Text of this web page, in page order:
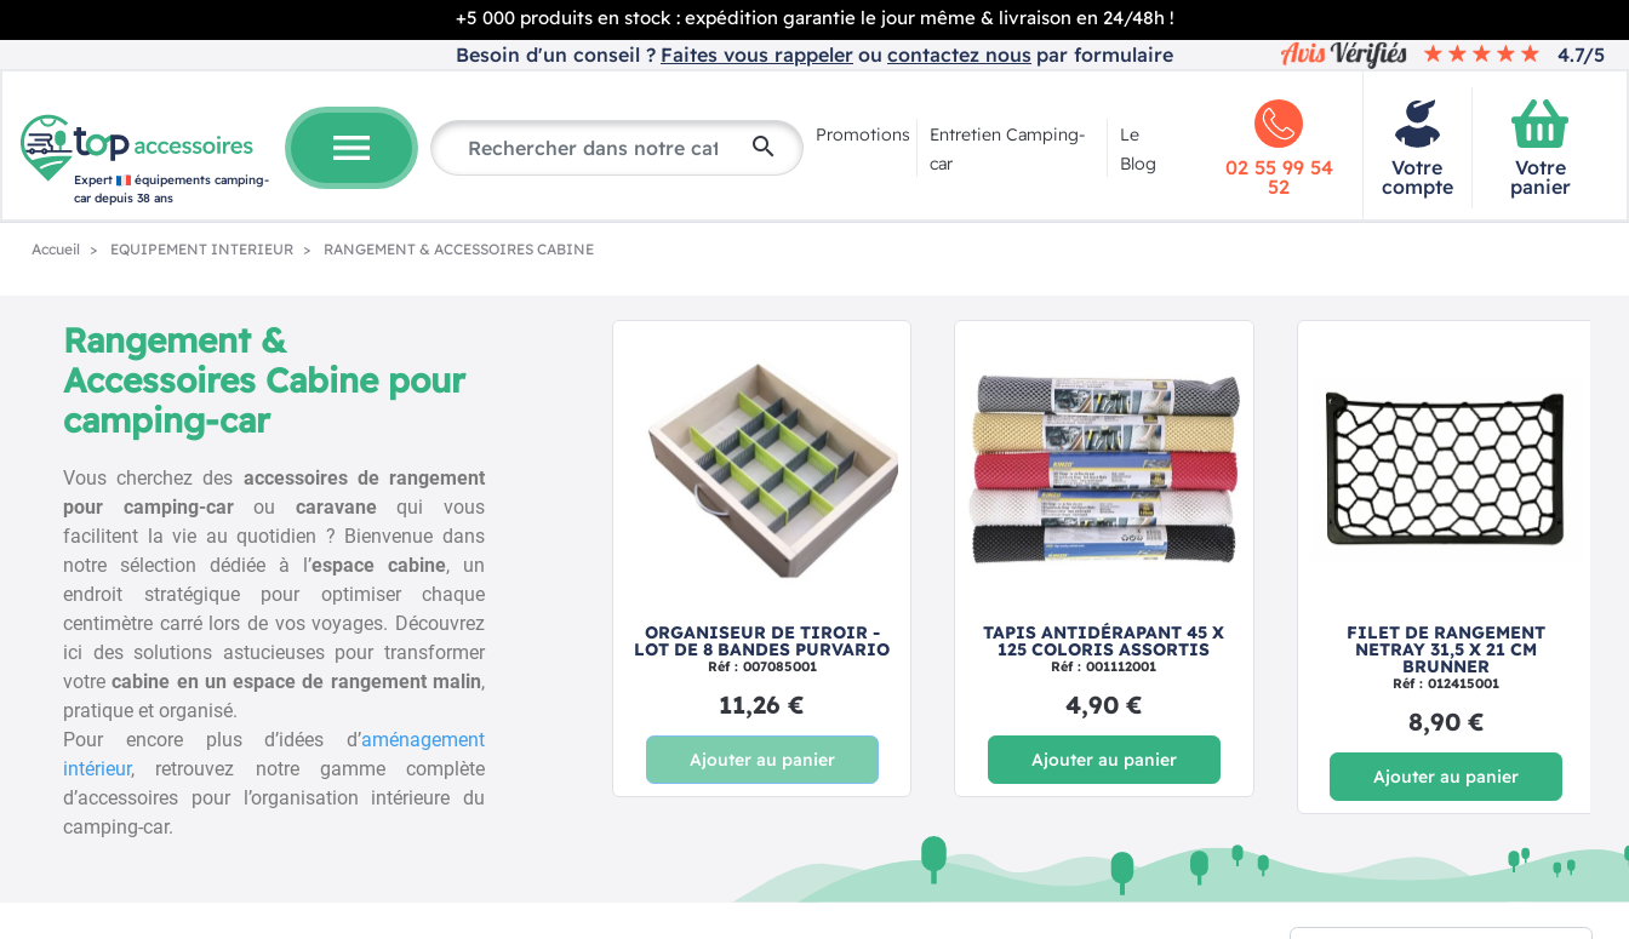
+5 000 produits en stock : expédition garantie le jour même & livraison en 24/48h !
Besoin d'un conseil ? Faites vous rappeler ou contactez nous par formulaire 4.7/5
Expert
équipements camping-
car depuis 38 ans
menu search Promotions
Entretien Camping-
car
Le
Blog
02 55 99 54
52
Votre
compte
Votre
panier
Accueil EQUIPEMENT INTERIEUR RANGEMENT & ACCESSOIRES CABINE
Rangement &
Accessoires Cabine pour
camping-car
Vous cherchez des accessoires de rangement
pour camping-carou caravanequi vous
facilitent la vie au quotidien ? Bienvenue dans
notre sélection dédiée à l’espace cabine, un
endroit stratégique pour optimiser chaque
centimètre carré lors de vos voyages. Découvrez
ici des solutions astucieuses pour transformer
votrecabine en un espace de rangement malin,
pratique et organisé.
Pour encore plus d’idées d’aménagement
intérieur, retrouvez notre gamme complète
d’accessoires pour l’organisation intérieure du
camping-car.
ANTIDÉRAPANT 45 X
COLORIS ASSORTIS
4,90 €
Ajouter au panier
FILET DE RANGEMENT
NETRAY 31,5 X 21 CM
Réf : 012415001
Ajouter au panier
ORGANISEUR DE TIROIR -
LOT DE 8 BANDES PURVARIO
Réf : 007085001
11,26 €
Ajouter au panier
TAPIS ANTIDÉRAPANT 45 X
125 COLORIS ASSORTIS
Réf : 001112001
4,90 €
Ajouter au panier
FILET DE RANGEMENT
NETRAY 31,5 X 21 CM
BRUNNER
Réf : 012415001
8,90 €
Ajouter au panier